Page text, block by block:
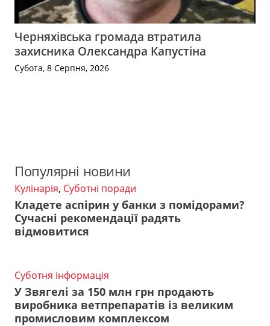
Черняхівська громада втратила
захисника Олександра Капустіна
Субота, 8 Серпня, 2026
Популярні новини
Кулінарія, Суботні поради
Кладете аспірин у банки з помідорами?
Сучасні рекомендації радять
відмовитися
Суботня інформація
У Звягелі за 150 млн грн продають
виробника ветпрепаратів із великим
промисловим комплексом